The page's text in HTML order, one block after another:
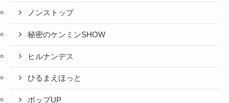
ノンストップ
秘密のケンミンSHOW
ヒルナンデス
ひるまえほっと
ポップUP